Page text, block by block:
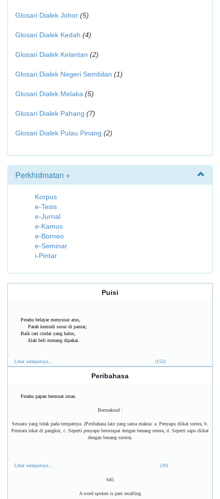
Glosari Dialek Johor (5)
Glosari Dialek Kedah (4)
Glosari Dialek Kelantan (2)
Glosari Dialek Negeri Sembilan (1)
Glosari Dialek Melaka (5)
Glosari Dialek Pahang (7)
Glosari Dialek Pulau Pinang (2)
Perkhidmatan +
Korpus
e-Tesis
e-Jurnal
e-Kamus
e-Borneo
e-Seminar
i-Pintar
Puisi
Perahu belayar menyusur arus,
Patah kemudi susur di pantai;
Baik cari cindai yang halus,
Alah beli menang dipakai.
Lihat selanjutnya... (152)
Peribahasa
Perahu papan bermuat intan.
Bermaksud :
Sesuatu yang tidak pada tempatnya. (Peribahasa lain yang sama makna: a. Penyapu diikat sutera, b.
Permata lekat di pangkur, c. Seperti penyapu bersimpai dengan benang sutera, d. Seperti sapu diikat
dengan benang sutera).
Lihat selanjutnya... (39)
645
A word spoken is past recalling